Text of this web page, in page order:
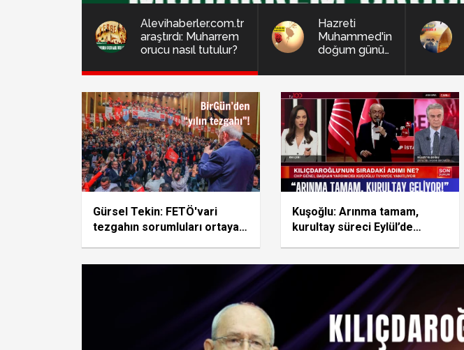
Alevihaberler.com.tr
araştırdı: Muharrem
orucu nasıl tutulur?
Hazreti
Muhammed'in
doğum günü
Gürsel Tekin: FETÖ'vari
tezgahın sorumluları ortaya
Kuşoğlu: Arınma tamam,
kurultay süreci Eylül’de